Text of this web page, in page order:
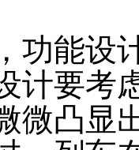
能设
计要考
微凸显